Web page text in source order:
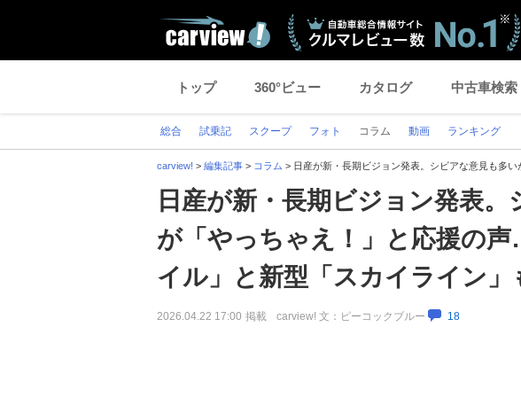
トップ 360°ビュー カタログ 中古車検索
総合 試乗記 スクープ フォト コラム 動画 ランキング
carview! > 編集記事 > コラム > 日産が新・長期ビジョン発表。シビアな意見も多
日産が新・長期ビジョン発表
が「やっちゃえ！」と応援の
イル」と新型「スカイライン」
2026.04.22 17:00 掲載 carview! 文：ピーコックブルー 18